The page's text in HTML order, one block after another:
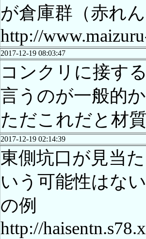
が倉庫群（赤れ
http://
2017-12-19 08:03:47
コンクリに接す
言うのが一般的
ただこれだと材
2017-12-19 02:14:39
東側坑口が見当
いう可能性はな
の例
http://